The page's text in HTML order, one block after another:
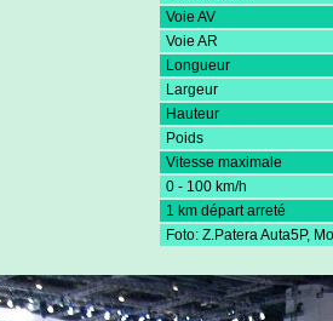
Voie AV
Voie AR
Longueur
Largeur
Hauteur
Poids
Vitesse maximale
0 - 100 km/h
1 km départ arreté
Foto: Z.Patera Auta5P,